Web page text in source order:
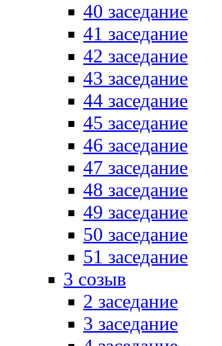
40 заседание
41 заседание
42 заседание
43 заседание
44 заседание
45 заседание
46 заседание
47 заседание
48 заседание
49 заседание
50 заседание
51 заседание
3 созыв
2 заседание
3 заседание